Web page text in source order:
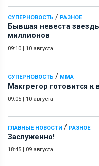
СУПЕРНОВОСТЬ / РАЗНОЕ
Бывшая невеста
миллионов
09:10 | 10 августа
СУПЕРНОВОСТЬ / ММА
Макгрегор готовится
09:05 | 10 августа
ГЛАВНЫЕ НОВОСТИ / РАЗНОЕ
Заслуженно!
18:45 | 09 августа